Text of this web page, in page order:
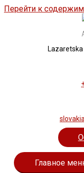
Перейти к
Главное